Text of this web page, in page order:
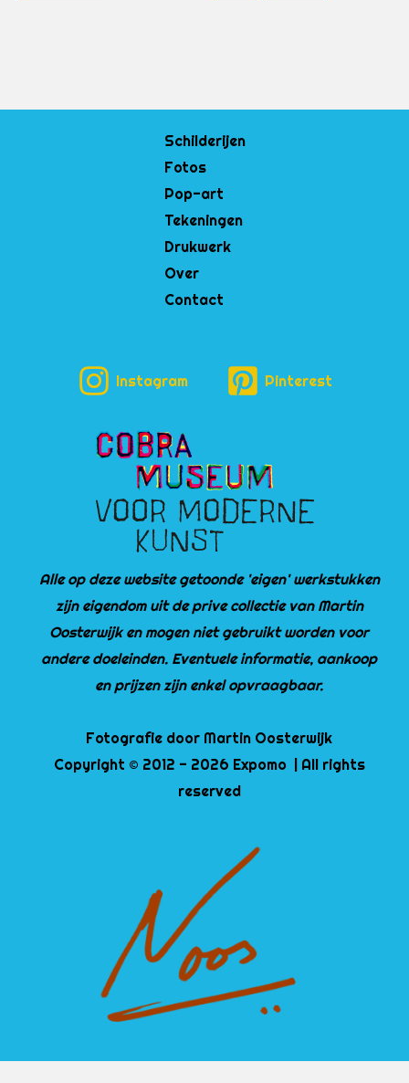
Schilderijen
Fotos
Pop-art
Tekeningen
Drukwerk
Over
Contact
Instagram Pinterest
Alle op deze website getoonde 'eigen' werkstukken
zijn eigendom uit de prive collectie van Martin
Oosterwijk en mogen niet gebruikt worden voor
andere doeleinden. Eventuele informatie, aankoop
en prijzen zijn enkel opvraagbaar.
Fotografie door Martin Oosterwijk
Copyright © 2012 - 2026 Expomo | All rights
reserved